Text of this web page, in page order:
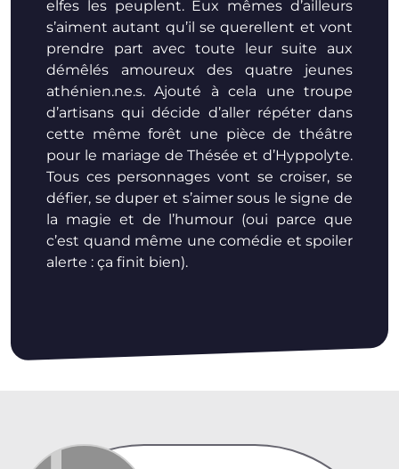
elfes les peuplent. Eux mêmes d’ailleurs
s’aiment autant qu’il se querellent et vont
prendre part avec toute leur suite aux
démêlés amoureux des quatre jeunes
athénien.ne.s. Ajouté à cela une troupe
d’artisans qui décide d’aller répéter dans
cette même forêt une pièce de théâtre
pour le mariage de Thésée et d’Hyppolyte.
Tous ces personnages vont se croiser, se
défier, se duper et s’aimer sous le signe de
la magie et de l’humour (oui parce que
c’est quand même une comédie et spoiler
alerte : ça finit bien).